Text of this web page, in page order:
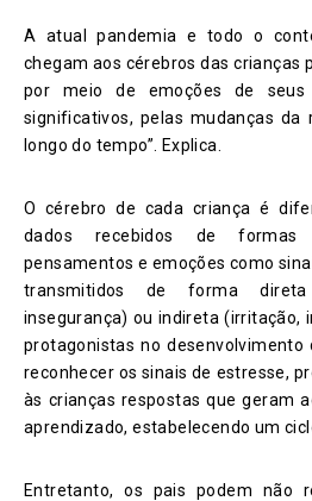
A atual pandemia e todo o
chegam aos cérebros das crianças
por meio de emoções de
significativos, pelas mudanças
longo do tempo”. Explica.
O cérebro de cada criança é
dados recebidos de formas
pensamentos e emoções como
transmitidos de forma direta
insegurança) ou indireta (irritação,
protagonistas no desenvolvimento
reconhecer os sinais de estresse,
às crianças respostas que geram
aprendizado, estabelecendo um
Entretanto, os pais podem não